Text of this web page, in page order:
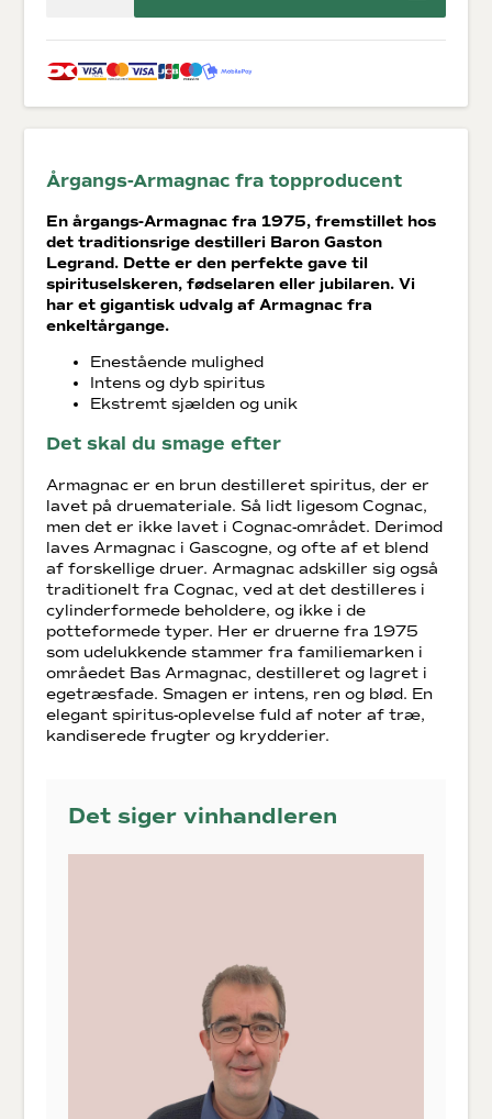
Årgangs-Armagnac fra topproducent
En årgangs-Armagnac fra 1975, fremstillet hos
det traditionsrige destilleri Baron Gaston
Legrand. Dette er den perfekte gave til
spirituselskeren, fødselaren eller jubilaren. Vi
har et gigantisk udvalg af Armagnac fra
enkeltårgange.
Enestående mulighed
Intens og dyb spiritus
Ekstremt sjælden og unik
Det skal du smage efter
Armagnac er en brun destilleret spiritus, der er
lavet på druemateriale. Så lidt ligesom Cognac,
men det er ikke lavet i Cognac-området. Derimod
laves Armagnac i Gascogne, og ofte af et blend
af forskellige druer. Armagnac adskiller sig også
traditionelt fra Cognac, ved at det destilleres i
cylinderformede beholdere, og ikke i de
potteformede typer. Her er druerne fra 1975
som udelukkende stammer fra familiemarken i
områedet Bas Armagnac, destilleret og lagret i
egetræsfade. Smagen er intens, ren og blød. En
elegant spiritus-oplevelse fuld af noter af træ,
kandiserede frugter og krydderier.
Det siger vinhandleren